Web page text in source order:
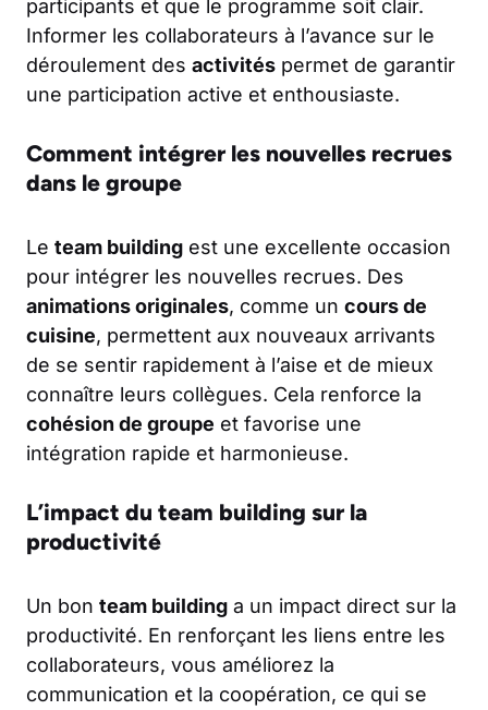
participants et que le programme soit clair.
Informer les collaborateurs à l’avance sur le
déroulement des activités permet de garantir
une participation active et enthousiaste.
Comment intégrer les nouvelles recrues
dans le groupe
Le team building est une excellente occasion
pour intégrer les nouvelles recrues. Des
animations originales, comme un cours de
cuisine, permettent aux nouveaux arrivants
de se sentir rapidement à l’aise et de mieux
connaître leurs collègues. Cela renforce la
cohésion de groupe et favorise une
intégration rapide et harmonieuse.
L’impact du team building sur la
productivité
Un bon team building a un impact direct sur la
productivité. En renforçant les liens entre les
collaborateurs, vous améliorez la
communication et la coopération, ce qui se